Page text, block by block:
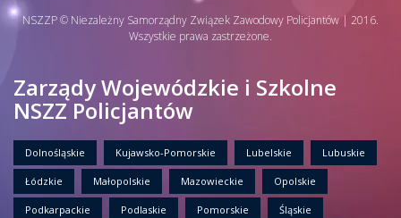
NSZZP © Niezależny Samorządny Związek Zawodowy Policjantów | 2016.
Wszystkie prawa zastrzeżone.
Zarządy Wojewódzkie i Szkolne
NSZZ Policjantów
Dolnośląskie Kujawsko-Pomorskie Lubelskie Lubuskie
Łódzkie Małopolskie Mazowieckie Opolskie
Podkarpackie Podlaskie Pomorskie Śląskie